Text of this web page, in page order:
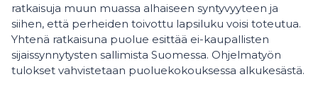
ratkaisuja muun muassa alhaiseen syntyvyyteen ja
siihen, että perheiden toivottu lapsiluku voisi toteutua.
Yhtenä ratkaisuna puolue esittää ei-kaupallisten
sijaissynnytysten sallimista Suomessa. Ohjelmatyön
tulokset vahvistetaan puoluekokouksessa alkukesästä.